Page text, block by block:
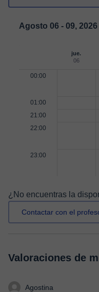
Agosto 06 - 09, 2026
jue.
06
00:00
01:00
21:00
22:00
23:00
¿No encuentras la
Contactar con el
Valoraciones de
Agostina